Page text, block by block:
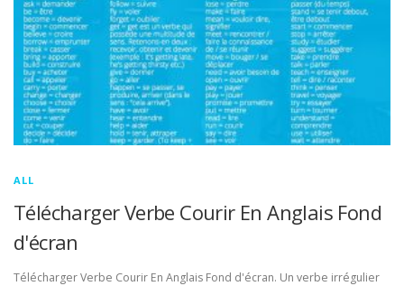
ALL
Télécharger Verbe Courir En Anglais Fond
d'écran
Télécharger Verbe Courir En Anglais Fond d'écran. Un verbe irrégulier